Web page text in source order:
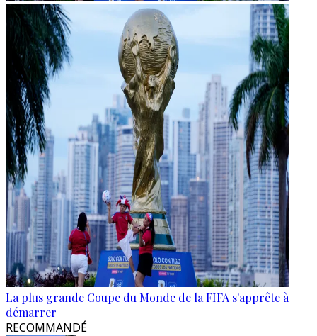
La plus grande Coupe du Monde de la FIFA s'apprête à
démarrer
RECOMMANDÉ